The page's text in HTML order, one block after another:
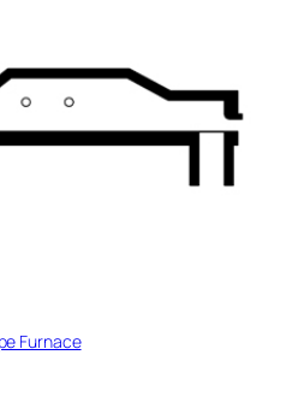
Furnace